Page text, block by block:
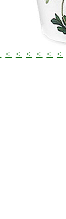
< < < < < <